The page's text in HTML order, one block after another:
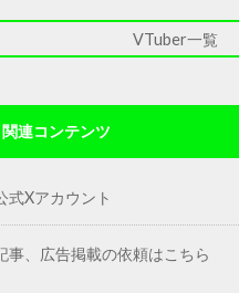
VTuber一覧
関連コンテンツ
式Xアカウント
事、広告掲載の依頼はこちら